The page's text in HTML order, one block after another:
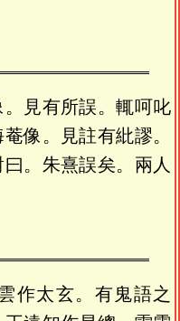
見有所誤。輒呵叱
像。見註有紕謬。
。朱熹誤矣。兩人
作太玄。有鬼語之